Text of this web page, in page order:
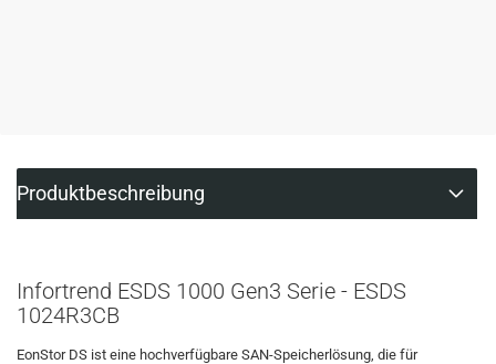
Produktbeschreibung
Infortrend ESDS 1000 Gen3 Serie - ESDS
1024R3CB
EonStor DS ist eine hochverfügbare SAN-Speicherlösung, die für